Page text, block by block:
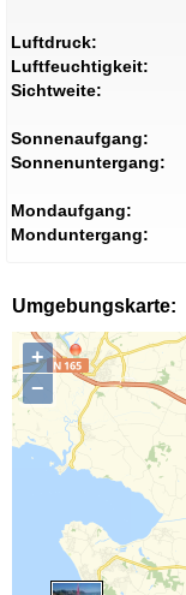
Luftdruck:
Luftfeuchtigkeit:
Sichtweite:
Sonnenaufgang:
Sonnenuntergang:
Mondaufgang:
Monduntergang:
Umgebungskarte:
+
−